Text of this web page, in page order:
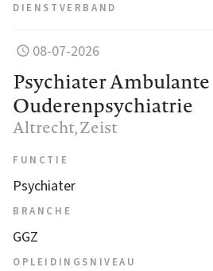
DIENSTVERBAND
08-07-2026
Psychiater Ambulante
Ouderenpsychiatrie
Altrecht, Zeist
FUNCTIE
Psychiater
BRANCHE
GGZ
OPLEIDINGSNIVEAU